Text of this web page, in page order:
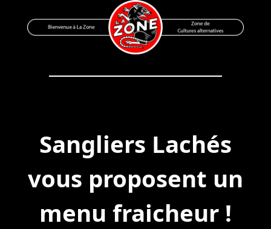
to
Bienvenue à La Zone
Zone de Cultures Alternatives
Sangliers Lachés
vous proposent un
menu fraicheur !